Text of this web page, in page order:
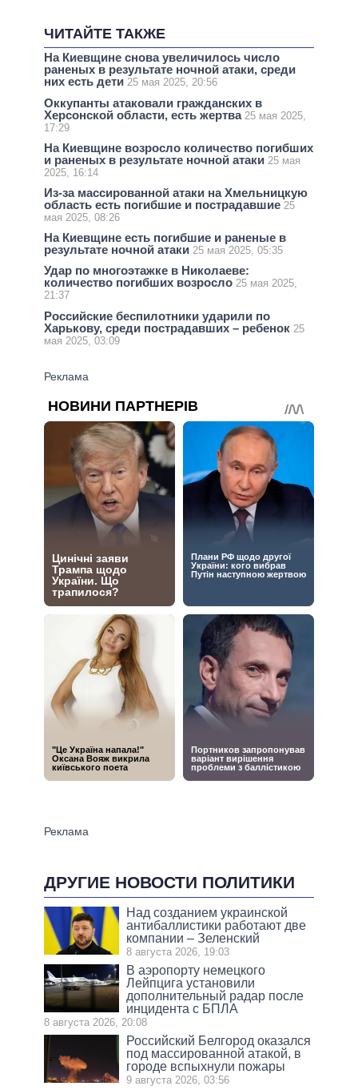
ЧИТАЙТЕ ТАКЖЕ
На Киевщине снова увеличилось число
раненых в результате ночной атаки, среди
них есть дети 25 мая 2025, 20:56
Оккупанты атаковали гражданских в
Херсонской области, есть жертва 25 мая 2025,
17:29
На Киевщине возросло количество погибших
и раненых в результате ночной атаки 25 мая
2025, 16:14
Из-за массированной атаки на Хмельницкую
область есть погибшие и пострадавшие 25
мая 2025, 08:26
На Киевщине есть погибшие и раненые в
результате ночной атаки 25 мая 2025, 05:35
Удар по многоэтажке в Николаеве:
количество погибших возросло 25 мая 2025,
21:37
Российские беспилотники ударили по
Харькову, среди пострадавших – ребенок 25
мая 2025, 03:09
ДРУГИЕ НОВОСТИ ПОЛИТИКИ
Над созданием украинской
антибаллистики работают две
компании – Зеленский
8 августа 2026, 19:03
В аэропорту немецкого
Лейпцига установили
дополнительный радар после
инцидента с БПЛА
8 августа 2026, 20:08
Российский Белгород оказался
под массированной атакой, в
городе вспыхнули пожары
9 августа 2026, 03:56